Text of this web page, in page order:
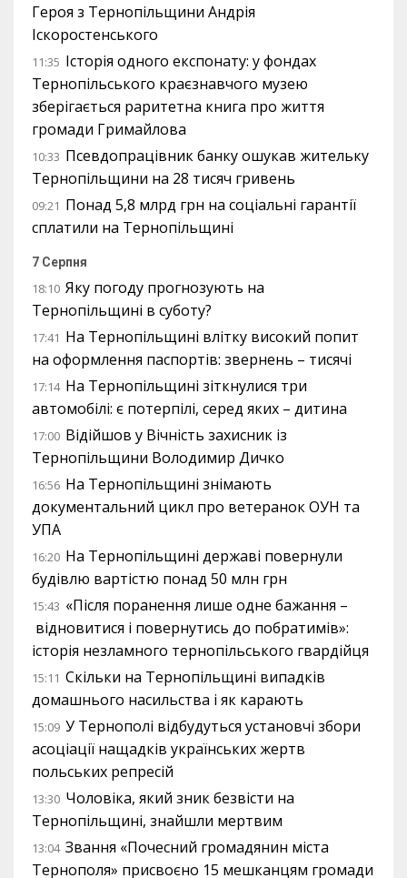
Героя з Тернопільщини Андрія
Іскоростенського
11:35 Історія одного експонату: у фондах
Тернопільського краєзнавчого музею
зберігається раритетна книга про життя
громади Гримайлова
10:33 Псевдопрацівник банку ошукав жительку
Тернопільщини на 28 тисяч гривень
09:21 Понад 5,8 млрд грн на соціальні гарантії
сплатили на Тернопільщині
7 Серпня
18:10 Яку погоду прогнозують на
Тернопільщині в суботу?
17:41 На Тернопільщині влітку високий попит
на оформлення паспортів: звернень – тисячі
17:14 На Тернопільщині зіткнулися три
автомобілі: є потерпілі, серед яких – дитина
17:00 Відійшов у Вічність захисник із
Тернопільщини Володимир Дичко
16:56 На Тернопільщині знімають
документальний цикл про ветеранок ОУН та
УПА
16:20 На Тернопільщині державі повернули
будівлю вартістю понад 50 млн грн
15:43 «Після поранення лише одне бажання –
відновитися і повернутись до побратимів»:
історія незламного тернопільського гвардійця
15:11 Скільки на Тернопільщині випадків
домашнього насильства і як карають
15:09 У Тернополі відбудуться установчі збори
асоціації нащадків українських жертв
польських репресій
13:30 Чоловіка, який зник безвісти на
Тернопільщині, знайшли мертвим
13:04 Звання «Почесний громадянин міста
Тернополя» присвоєно 15 мешканцям громади